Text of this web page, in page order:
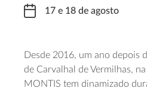
17 e 18 de agosto
Desde 2016, um ano depois
de Carvalhal de Vermilhas,
MONTIS tem dinamizado